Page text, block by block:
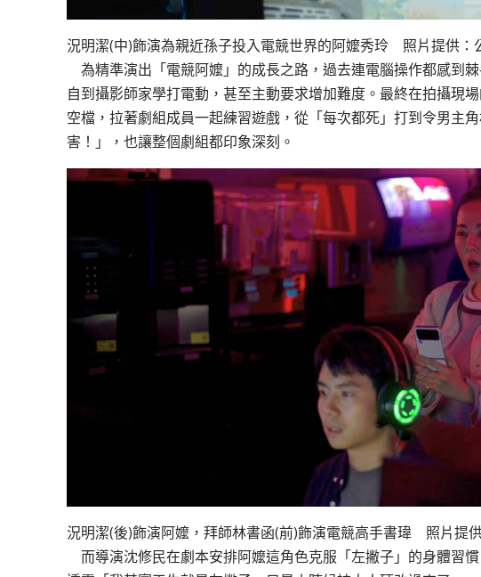
況明潔(中)飾演為親近孫子投入電競世界的阿嬤秀玲 照片提供：
為精準演出「電競阿嬤」的成長之路，過去連電腦操作都感到
自到攝影師家學打電動，甚至主動要求增加難度。最終在拍攝現
空檔，拉著劇組成員一起練習遊戲，從「每次都死」打到令男主
害！」，也讓整個劇組都印象深刻。
況明潔(後)飾演阿嬤，拜師林書函(前)飾演電競高手書瑋 照片提
而導演沈修民在劇本安排阿嬤這角色克服「左撇子」的身體習